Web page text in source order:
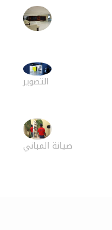
التصوير
صيانة المباني